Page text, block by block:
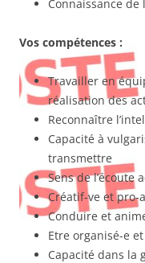
Connaissance de
Vos compétences :
Travailler en
réalisation des
Reconnaître
Capacité à
transmettre
Sens de l’écoute
Créatif-ve et pro-
Conduire et
Etre organisé-e
Capacité dans la